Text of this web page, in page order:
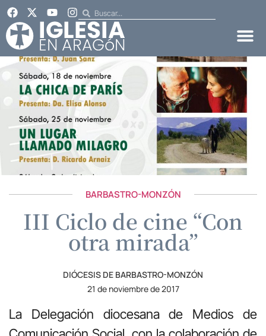
BARBASTRO-MONZÓN
III Ciclo de cine “Con
otra mirada”
DIÓCESIS DE BARBASTRO-MONZÓN
21 de noviembre de 2017
La Delegación diocesana de Medios de